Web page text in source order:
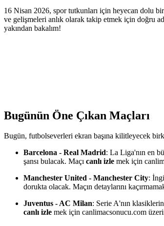
16 Nisan 2026, spor tutkunları için heyecan dolu
ve gelişmeleri anlık olarak takip etmek için doğru
yakından bakalım!
Bugünün Öne Çıkan Maçları
Bugün, futbolseverleri ekran başına kilitleyecek
Barcelona - Real Madrid: La Liga'nın en
şansı bulacak. Maçı canlı izle mek için
Manchester United - Manchester City:
dorukta olacak. Maçın detaylarını
Juventus - AC Milan: Serie A'nın
canlı izle mek için canlimacsonucu.com